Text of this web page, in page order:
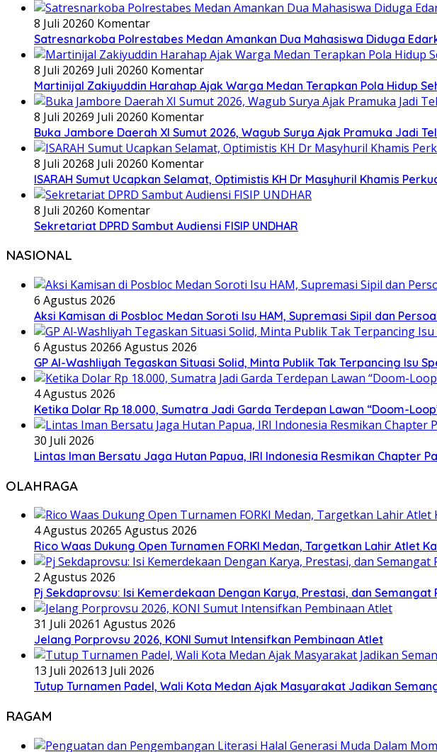
8 Juli 20260 Komentar
Satresnarkoba Polrestabes Medan Amankan Dua Mahasiswa Diduga
8 Juli 20269 Juli 20260 Komentar
Martinijal Zakiyuddin Harahap Ajak Warga Medan Terapkan Pola Hidup
8 Juli 20269 Juli 20260 Komentar
Buka Jambore Daerah XI Sumut 2026, Wagub Surya Ajak Pramuka Jadi
8 Juli 20268 Juli 20260 Komentar
ISARAH Sumut Ucapkan Selamat, Optimistis KH Dr Masyhuril Khamis
8 Juli 20260 Komentar
Sekretariat DPRD Sambut Audiensi FISIP UNDHAR
NASIONAL
6 Agustus 2026
Aksi Kamisan di Posbloc Medan Soroti Isu HAM, Supremasi Sipil dan
6 Agustus 20266 Agustus 2026
GP Al-Washliyah Tegaskan Situasi Solid, Minta Publik Tak Terpancing Isu
4 Agustus 2026
Ketika Dolar Rp 18.000, Sumatra Jadi Garda Terdepan Lawan “Doom-
30 Juli 2026
Lintas Iman Bersatu Jaga Hutan Papua, IRI Indonesia Resmikan Chapter
OLAHRAGA
4 Agustus 20265 Agustus 2026
Rico Waas Dukung Open Turnamen FORKI Medan, Targetkan Lahir Atlet
2 Agustus 2026
Pj Sekdaprovsu: Isi Kemerdekaan Dengan Karya, Prestasi, dan Semangat
31 Juli 20261 Agustus 2026
Jelang Porprovsu 2026, KONI Sumut Intensifkan Pembinaan Atlet
13 Juli 202613 Juli 2026
Tutup Turnamen Padel, Wali Kota Medan Ajak Masyarakat Jadikan
RAGAM